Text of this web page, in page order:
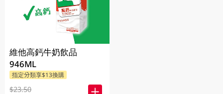
維他高鈣牛奶飲品
946ML
指定分類享$13換購
$23.50